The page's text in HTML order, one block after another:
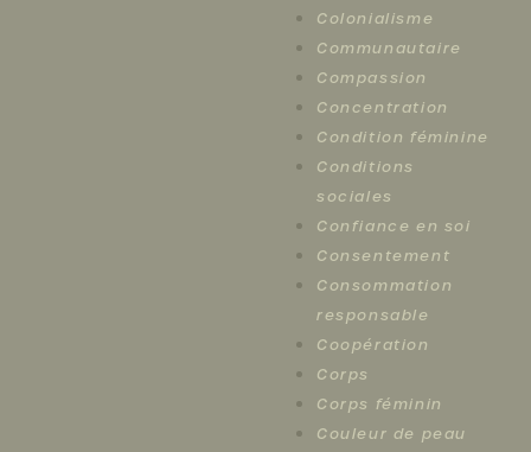
Colonialisme
Communautaire
Compassion
Concentration
Condition féminine
Conditions
sociales
Confiance en soi
Consentement
Consommation
responsable
Coopération
Corps
Corps féminin
Couleur de peau